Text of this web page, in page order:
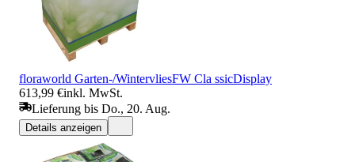
floraworld Garten-/WintervliesFW Cla ssicDisplay
613,99 €inkl. MwSt.
Lieferung bis Do., 20. Aug.
Details anzeigen